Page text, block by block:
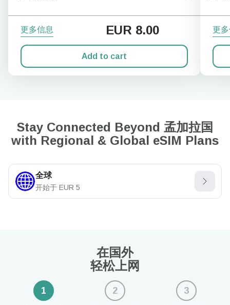
更多信息 EUR 8.00
Add to cart
更
Stay Connected Beyond 孟加拉国
with Regional & Global eSIM Plans
全球
开始于 EUR 5
在国外
轻松上网
1 2 3